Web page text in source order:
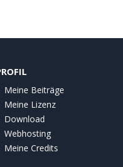
Meine Beiträge
Meine Lizenz
Download
Webhosting
Meine Credits